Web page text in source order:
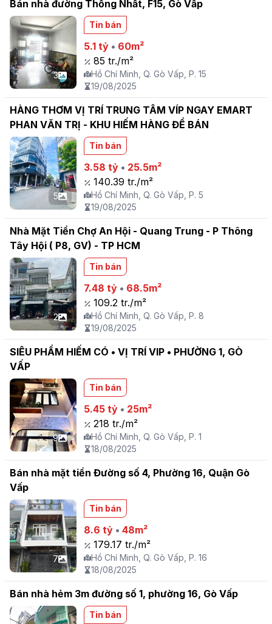
Bán nhà đường Thống Nhất, F15, Gò Vấp
3
Tin bán
5.1 tỷ • 60m²
85 tr./m²
Hồ Chí Minh, Q. Gò Vấp, P. 15
19/08/2025
HÀNG THƠM VỊ TRÍ TRUNG TÂM VÍP NGAY EMART
PHAN VĂN TRỊ - KHU HIẾM HÀNG ĐỂ BÁN
5
Tin bán
3.58 tỷ • 25.5m²
140.39 tr./m²
Hồ Chí Minh, Q. Gò Vấp, P. 5
19/08/2025
Nhà Mặt Tiền Chợ An Hội - Quang Trung - P Thông
Tây Hội ( P8, GV) - TP HCM
2
Tin bán
7.48 tỷ • 68.5m²
109.2 tr./m²
Hồ Chí Minh, Q. Gò Vấp, P. 8
19/08/2025
SIÊU PHẨM HIẾM CÓ • VỊ TRÍ VIP • PHƯỜNG 1, GÒ
VẤP
9
Tin bán
5.45 tỷ • 25m²
218 tr./m²
Hồ Chí Minh, Q. Gò Vấp, P. 1
18/08/2025
Bán nhà mặt tiền Đường số 4, Phường 16, Quận Gò
Vấp
7
Tin bán
8.6 tỷ •48m²
179.17 tr./m²
Hồ Chí Minh, Q. Gò Vấp, P. 16
18/08/2025
Bán nhà hẻm 3m đường số 1, phường 16, Gò Vấp
Tin bán